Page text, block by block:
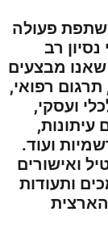
תרגומים משתפת פעולה
רב
שאנו מבצעים
רפואי,
ועסקי,
ועוד.
ואישורים
ותעודות